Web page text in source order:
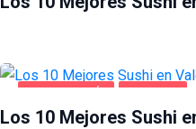
Los 10 Mejores Sushi